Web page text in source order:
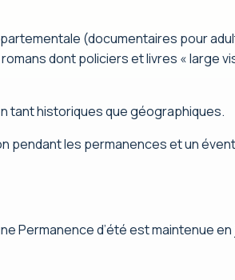
(documentaires pour
dont policiers et livres « large
tant historiques que géographiques.
pendant les permanences et un
Permanence d’été est maintenue en